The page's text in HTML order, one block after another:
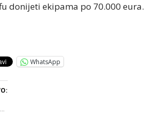
donijeti ekipama po 70.000 eura.
WhatsApp